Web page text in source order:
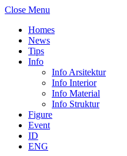
Close Menu
Homes
News
Tips
Info
Info Arsitektur
Info Interior
Info Material
Info Struktur
Figure
Event
ID
ENG